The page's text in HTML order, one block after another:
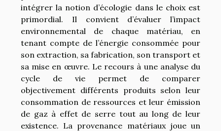
intégrer la notion d’écologie dans le choix est
primordial. Il convient d’évaluer l’impact
environnemental de chaque matériau, en
tenant compte de l’énergie consommée pour
son extraction, sa fabrication, son transport et
sa mise en œuvre. Le recours à une analyse du
cycle de vie permet de comparer
objectivement différents produits selon leur
consommation de ressources et leur émission
de gaz à effet de serre tout au long de leur
existence. La provenance matériaux joue un